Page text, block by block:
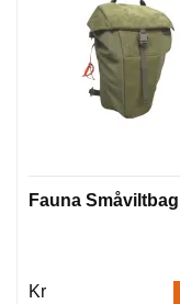
Fauna Småviltbag
Kr